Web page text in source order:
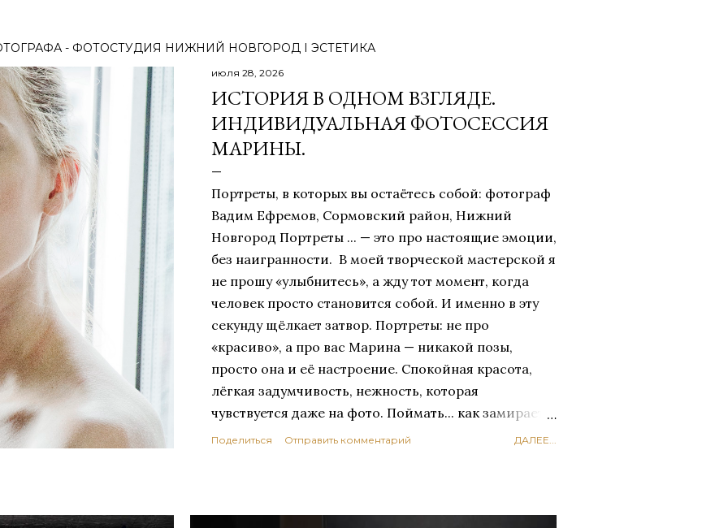
- ФОТОСТУДИЯ НИЖНИЙ НОВГОРОД I ЭСТЕТИКА
июля 28, 2026
ИСТОРИЯ В ОДНОМ ВЗГЛЯДЕ.
ИНДИВИДУАЛЬНАЯ ФОТОСЕССИЯ
МАРИНЫ.
Портреты, в которых вы остаётесь собой: фотограф
Вадим Ефремов, Сормовский район, Нижний
Новгород Портреты ... — это про настоящие эмоции,
без наигранности. В моей творческой мастерской я
не прошу «улыбнитесь», а жду тот момент, когда
человек просто становится собой. И именно в эту
секунду щёлкает затвор. Портреты: не про
«красиво», а про вас Марина — никакой позы,
просто она и её настроение. Спокойная красота,
лёгкая задумчивость, нежность, которая
чувствуется даже на фото. Поймать... как замирает
дыхание Мне важно поймать не картинку, а
Поделиться Отправить комментарий ДАЛЕЕ...